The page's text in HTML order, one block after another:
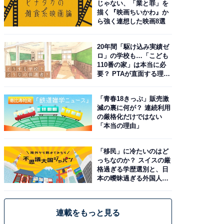
じゃない、「業と罪」を
描く『映画ちいかわ』か
ら強く連想した映画8選
20年間「駆け込み実績ゼ
ロ」の学校も…「こども
110番の家」は本当に必
要？ PTAが直面する理想
「青春18きっぷ」販売激
減の裏に何が？ 連続利用
の厳格化だけではない
「本当の理由」
「移民」に冷たいのはど
っちなのか？ スイスの厳
格過ぎる学歴選別と、日
本の曖昧過ぎる外国人政
連載をもっと見る